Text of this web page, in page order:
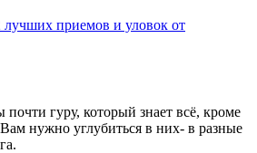
приемов и уловок от
гуру, который знает всё, кроме
нужно углубиться в них- в разные